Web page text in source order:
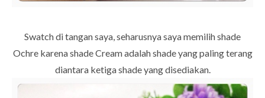
Swatch di tangan saya, seharusnya saya memilih shade
Ochre karena shade Cream adalah shade yang paling terang
diantara ketiga shade yang disediakan.